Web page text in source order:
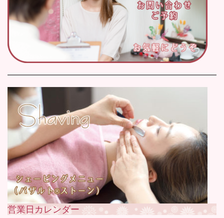
営業日カレンダー